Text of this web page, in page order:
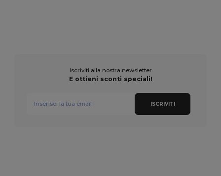
Iscriviti alla nostra newsletter
E ottieni sconti speciali!
ISCRIVITI